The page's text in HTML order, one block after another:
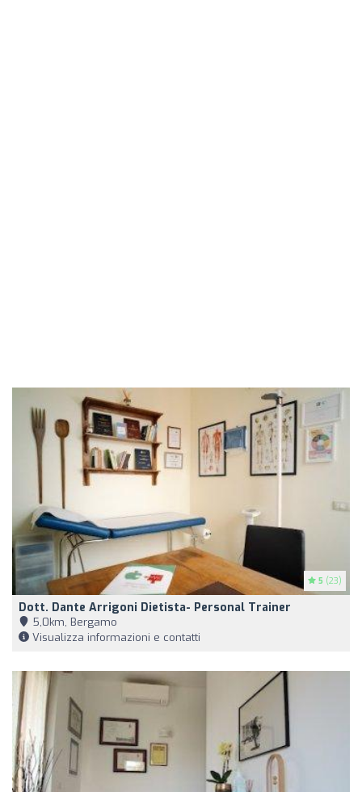
5 (23)
Dott. Dante Arrigoni Dietista- Personal Trainer
5,0km, Bergamo
Visualizza informazioni e contatti